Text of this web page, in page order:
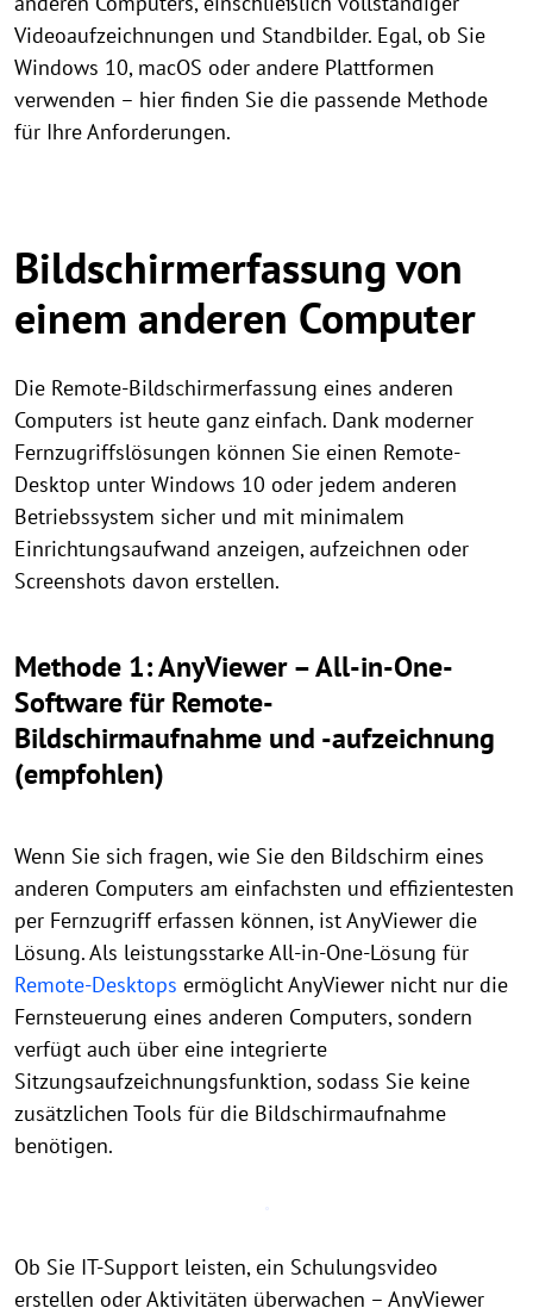
Videoaufzeichnungen und Standbilder. Egal, ob Sie
Windows 10, macOS oder andere Plattformen
verwenden – hier finden Sie die passende Methode
für Ihre Anforderungen.
Bildschirmerfassung von
einem anderen Computer
Die Remote-Bildschirmerfassung eines anderen
Computers ist heute ganz einfach. Dank moderner
Fernzugriffslösungen können Sie einen Remote-
Desktop unter Windows 10 oder jedem anderen
Betriebssystem sicher und mit minimalem
Einrichtungsaufwand anzeigen, aufzeichnen oder
Screenshots davon erstellen.
Methode 1: AnyViewer – All-in-One-
Software für Remote-
Bildschirmaufnahme und -aufzeichnung
(empfohlen)
Wenn Sie sich fragen, wie Sie den Bildschirm eines
anderen Computers am einfachsten und effizientesten
per Fernzugriff erfassen können, ist AnyViewer die
Lösung. Als leistungsstarke All-in-One-Lösung für
Remote-Desktops ermöglicht AnyViewer nicht nur die
Fernsteuerung eines anderen Computers, sondern
verfügt auch über eine integrierte
Sitzungsaufzeichnungsfunktion, sodass Sie keine
zusätzlichen Tools für die Bildschirmaufnahme
benötigen.
Ob Sie IT-Support leisten, ein Schulungsvideo
erstellen oder Aktivitäten überwachen – AnyViewer